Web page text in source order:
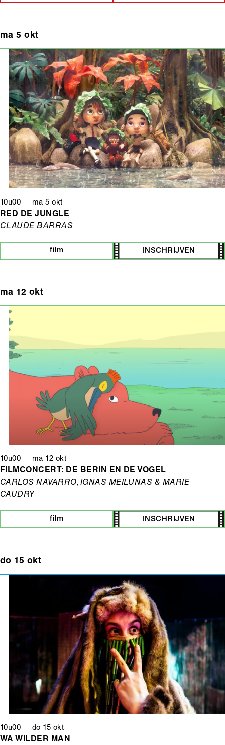
ma 5 okt
10u00 ma 5 okt
RED DE JUNGLE
CLAUDE BARRAS
film INSCHRIJVEN
ma 12 okt
10u00 ma 12 okt
FILMCONCERT: DE BERIN EN DE VOGEL
CARLOS NAVARRO, IGNAS MEILŪNAS & MARIE
CAUDRY
film INSCHRIJVEN
do 15 okt
10u00 do 15 okt
WA WILDER MAN